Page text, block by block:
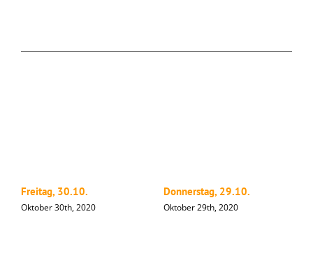
Freitag, 30.10.
Oktober 30th, 2020
Donnerstag, 29.10.
Oktober 29th, 2020